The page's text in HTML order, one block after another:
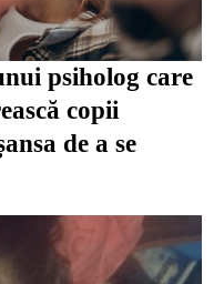
psiholog care
copii
de a se